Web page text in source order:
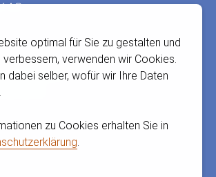
AG
ventinox.ch
66 67
optimal für Sie zu gestalten und
verwenden wir Cookies.
dabei selber, wofür wir Ihre Daten
zu Cookies erhalten Sie in
.